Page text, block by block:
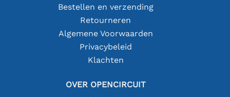
Bestellen en verzending
Retourneren
Algemene Voorwaarden
Privacybeleid
Klachten
OVER OPENCIRCUIT